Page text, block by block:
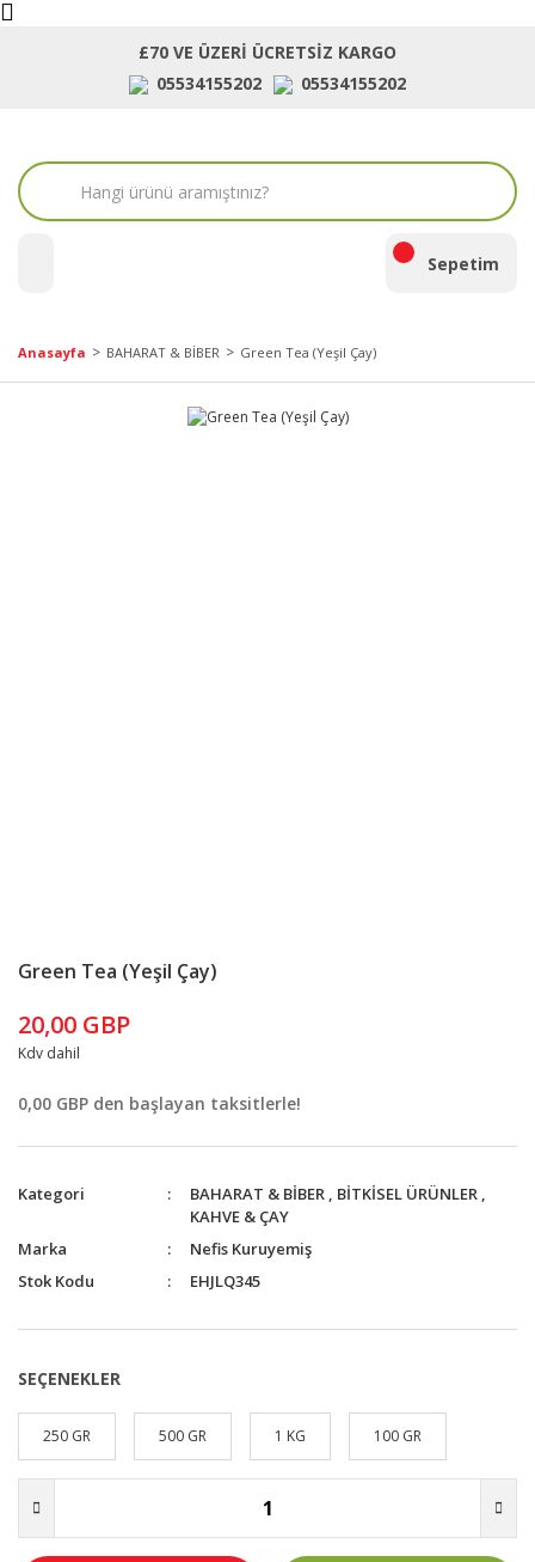
£70 VE ÜZERİ ÜCRETSİZ KARGO
05534155202
05534155202
Sepetim
Anasayfa BAHARAT & BİBER Green Tea (Yeşil Çay)
Green Tea (Yeşil Çay)
20,00 GBP
Kdv dahil
0,00 GBP den başlayan taksitlerle!
Kategori BAHARAT & BİBER , BİTKİSEL ÜRÜNLER ,
KAHVE & ÇAY
Marka
Nefis Kuruyemiş
Stok Kodu
EHJLQ345
SEÇENEKLER
250 GR 500 GR 1 KG 100 GR